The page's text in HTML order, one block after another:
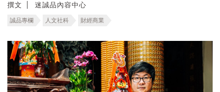
撰文 迷誠品內容中心
誠品專欄 人文社科 財經商業